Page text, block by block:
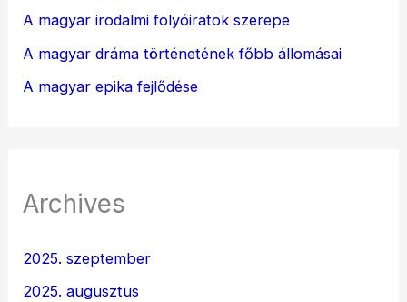
A magyar irodalmi folyóiratok szerepe
A magyar dráma történetének főbb állomásai
A magyar epika fejlődése
Archives
2025. szeptember
2025. augusztus